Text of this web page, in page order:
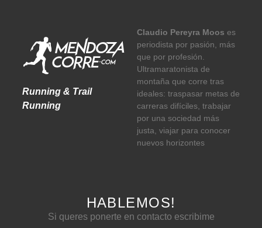
Running & Trail
Running
Claudio Pereyra Moos es
periodista por pasión, más
que por profesión.
Ultramaratonista de
montaña que corre tras
ideales: traspasar metas de
carreras difíciles, trabajar
por una sociedad más
justa, viajar para conocer
nuevos horizontes
HABLEMOS!
Si queres ponerte en contacto escribime